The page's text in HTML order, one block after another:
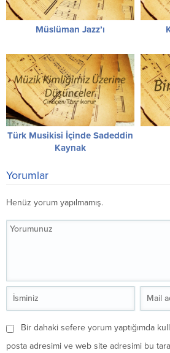
Müslüman Jazz’ı
Türk Musikisi İçinde Sadeddin
Kaynak
Yorumlar
Henüz yorum yapılmamış.
Bir dahaki sefere yorum yaptığımda
posta adresimi ve web site adresimi bu